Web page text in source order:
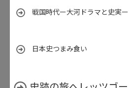
戦国時代ー大河ドラマと史実ー
日本史つまみ食い